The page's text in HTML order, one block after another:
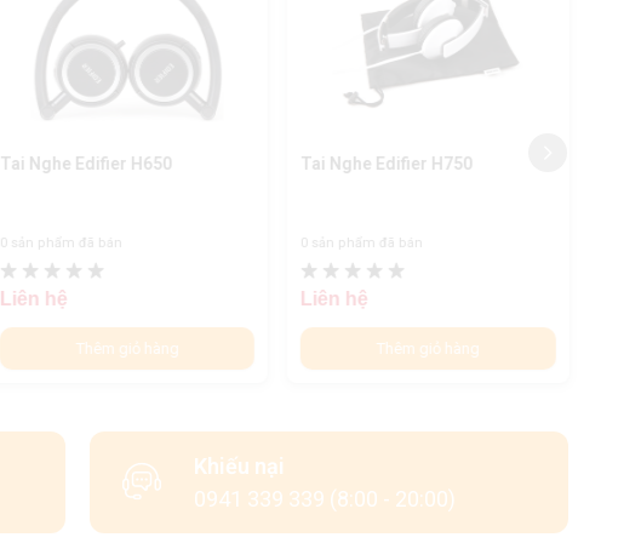
Tai Nghe Edifier H650
0 sản phẩm đã bán
Liên hệ
Thêm giỏ hàng
Tai Nghe Edifier H750
0 sản phẩm đã bán
Liên hệ
Thêm giỏ hàng
Khiếu nại
0941 339 339 (8:00 - 20:00)